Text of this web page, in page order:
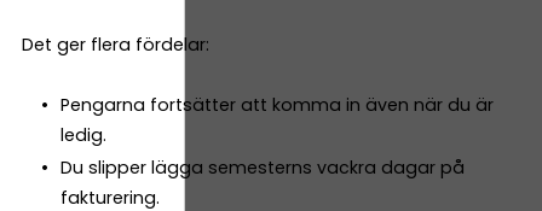
Det ger flera fördelar:
Pengarna fortsätter att komma in även när du är
ledig.
Du slipper lägga semesterns vackra dagar på
fakturering.